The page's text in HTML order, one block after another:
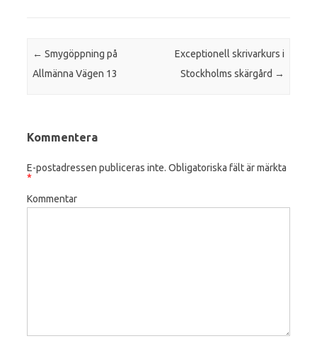
Post navigation
← Smygöppning på
Allmänna Vägen 13
Exceptionell skrivarkurs i
Stockholms skärgård →
Kommentera
E-postadressen publiceras inte. Obligatoriska fält är märkta
*
Kommentar